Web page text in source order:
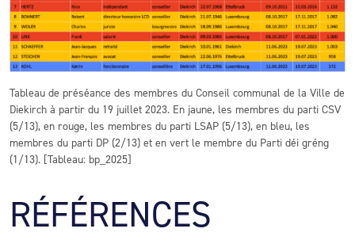
Tableau de préséance des membres du Conseil communal de la Ville de
Diekirch à partir du 19 juillet 2023. En jaune, les membres du parti CSV
(5/13), en rouge, les membres du parti LSAP (5/13), en bleu, les
membres du parti DP (2/13) et en vert le membre du Parti déi gréng
(1/13). [Tableau: bp_2025]
RÉFÉRENCES